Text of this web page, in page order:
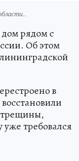
рядом с
Об этом
в
трещины,
требовался